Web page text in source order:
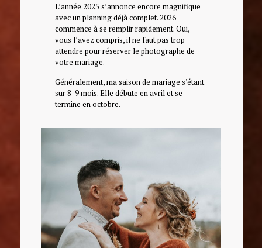
L’année 2025 s’annonce encore magnifique
avec un planning déjà complet. 2026
commence à se remplir rapidement. Oui,
vous l’avez compris, il ne faut pas trop
attendre pour réserver le photographe de
votre mariage.
Généralement, ma saison de mariage s’étant
sur 8-9 mois. Elle débute en avril et se
termine en octobre.